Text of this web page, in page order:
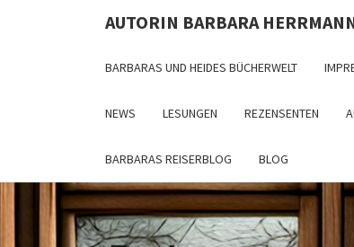
AUTORIN BARBARA
BARBARAS UND HEIDES BÜCHERWELT
NEWS LESUNGEN REZENSENTEN
BARBARAS REISERBLOG BLOG